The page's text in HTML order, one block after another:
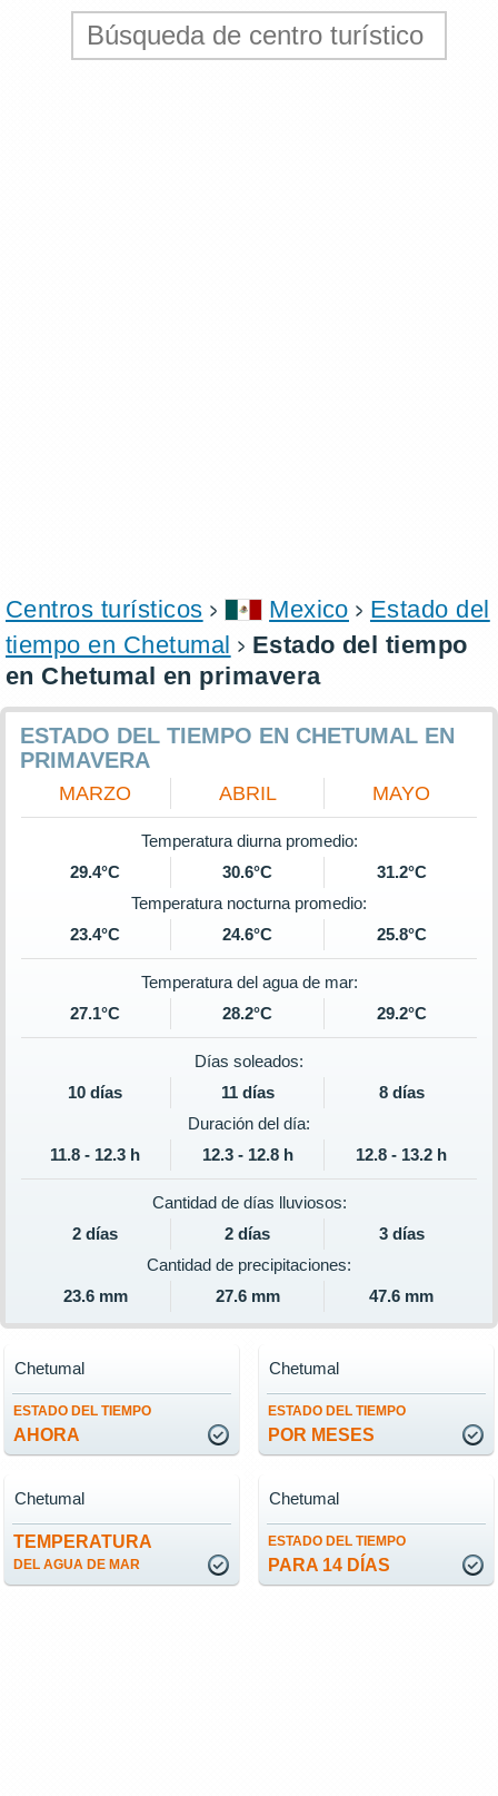
Centros turísticos Mexico
Estado del
tiempo en Chetumal
Estado del tiempo
en Chetumal en primavera
ESTADO DEL TIEMPO EN CHETUMAL EN
PRIMAVERA
MARZO ABRIL MAYO
Temperatura diurna promedio:
29.4°C
30.6°C
31.2°C
Temperatura nocturna promedio:
23.4°C
24.6°C 25.8°C
Temperatura del agua de mar:
27.1°C
28.2°C 29.2°C
Días soleados:
10 días
11 días
8 días
Duración del día:
11.8 - 12.3 h
12.3 - 12.8 h 12.8 - 13.2 h
Cantidad de días lluviosos:
2 días
2 días
3 días
Cantidad de precipitaciones:
23.6 mm
27.6 mm 47.6 mm
ESTADO DEL TIEMPO
AHORA
Chetumal
ESTADO DEL TIEMPO
POR MESES
Chetumal
TEMPERATURA
DEL AGUA DE MAR
Chetumal
ESTADO DEL TIEMPO
PARA 14 DÍAS
Chetumal